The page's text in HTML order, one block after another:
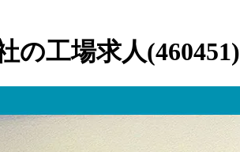
の工場求人(460451)